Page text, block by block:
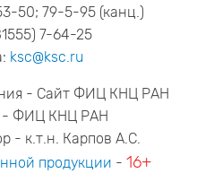
50; 79-5-95 (канц.)
7-64-25
ksc@ksc.ru
- Сайт ФИЦ КНЦ РАН
- ФИЦ КНЦ РАН
- к.т.н. Карпов А.С.
продукции - 16+